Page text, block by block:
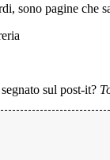
sono pagine che
sul post-it?